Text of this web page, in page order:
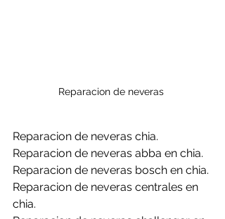
Reparacion de neveras
Reparacion de neveras chia.
Reparacion de neveras abba en chia.
Reparacion de neveras bosch en chia.
Reparacion de neveras centrales en
chia.